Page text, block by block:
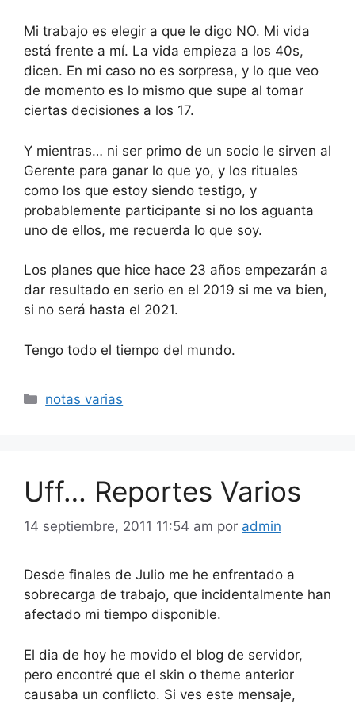
Mi trabajo es elegir a que le digo NO. Mi vida
está frente a mí. La vida empieza a los 40s,
dicen. En mi caso no es sorpresa, y lo que veo
de momento es lo mismo que supe al tomar
ciertas decisiones a los 17.
Y mientras… ni ser primo de un socio le sirven al
Gerente para ganar lo que yo, y los rituales
como los que estoy siendo testigo, y
probablemente participante si no los aguanta
uno de ellos, me recuerda lo que soy.
Los planes que hice hace 23 años empezarán a
dar resultado en serio en el 2019 si me va bien,
si no será hasta el 2021.
Tengo todo el tiempo del mundo.
Categorías
notas varias
Uff… Reportes Varios
14 septiembre, 2011 11:54 am por admin
Desde finales de Julio me he enfrentado a
sobrecarga de trabajo, que incidentalmente han
afectado mi tiempo disponible.
El dia de hoy he movido el blog de servidor,
pero encontré que el skin o theme anterior
causaba un conflicto. Si ves este mensaje,